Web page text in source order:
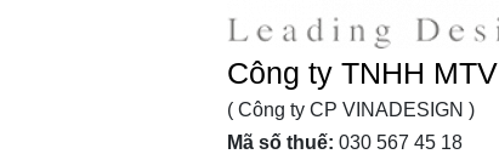
Công ty TNHH MTV
( Công ty CP VINADESIGN )
Mã số thuế: 030 567 45 18